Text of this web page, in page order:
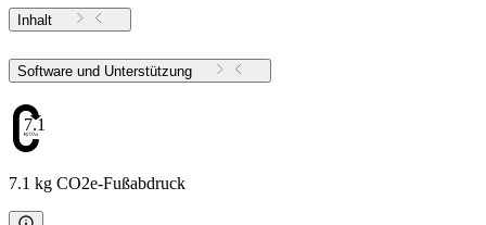
Inhalt
Software und Unterstützung
7.1
7.1 kg CO2e-Fußabdruck